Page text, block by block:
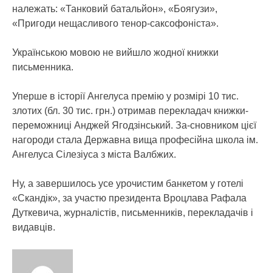
належать: «Танковий батальйон», «Боягузи»,
«Пригоди нещасливого тенор-саксофоніста».
Українською мовою не вийшло жодної книжки
письменника.
Уперше в історії Ангелуса премію у розмірі 10 тис.
злотих (бл. 30 тис. грн.) отримав перекладач книжки-
переможниці Анджей Ягодзінський. За-сновником цієї
нагороди стала Державна вища професійна школа ім.
Ангелуса Сілезіуса з міста Валбжих.
Ну, а завершилось усе урочистим банкетом у готелі
«Скандік», за участю президента Вроцлава Рафала
Дуткевича, журналістів, письменників, перекладачів і
видавців.